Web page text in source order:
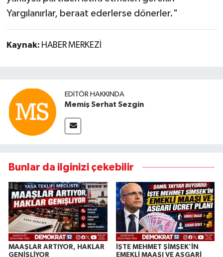
Yargılanırlar, beraat ederlerse dönerler."
Kaynak: HABER MERKEZİ
EDITÖR HAKKINDA
Memiş Serhat Sezgin
Bunlar da ilginizi çekebilir
MAAŞLAR ARTIYOR, HAKLAR
GENİŞLİYOR
İŞTE MEHMET ŞİMŞEK’İN
EMEKLİ MAAŞI VE ASGARİ